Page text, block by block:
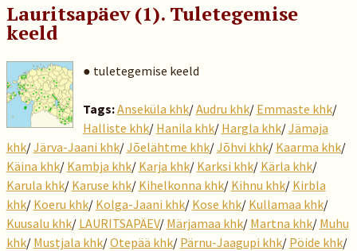
Lauritsapäev (1). Tuletegemise
keeld
● tuletegemise keeld
Tags:Anseküla khk/Audru khk/ Emmaste khk/
Halliste khk/ Hanila khk/ Hargla khk/Jämaja
khk/Järva-Jaani khk/Jõelähtme khk/Jõhvi khk/ Kaarma khk/
Käina khk/ Kambja khk/ Karja khk/ Karksi khk/ Kärla khk/
Karula khk/ Karuse khk/ Kihelkonna khk/ Kihnu khk/ Kirbla
khk/ Koeru khk/ Kolga-Jaani khk/ Kose khk/ Kullamaa khk/
Kuusalu khk/ LAURITSAPÄEV/ Märjamaa khk/ Martna khk/ Muhu
khk/ Mustjala khk/Otepää khk/ Pärnu-Jaagupi khk/ Pöide khk/